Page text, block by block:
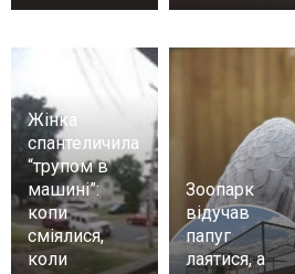
Жінка
спантеличила
“трупом в
машині”:
копи
сміялися,
коли
Зоопарк
відучав
папуг
лаятися, а